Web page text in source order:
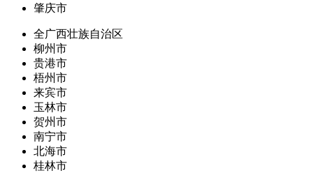
肇庆市
全广西壮族自治区
柳州市
贵港市
梧州市
来宾市
玉林市
贺州市
南宁市
北海市
桂林市